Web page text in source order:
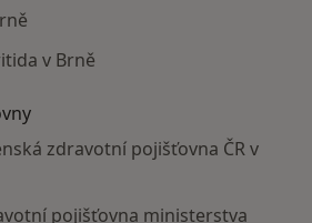
v Brně
zdravotní pojišťovna ČR v
pojišťovna ministerstva